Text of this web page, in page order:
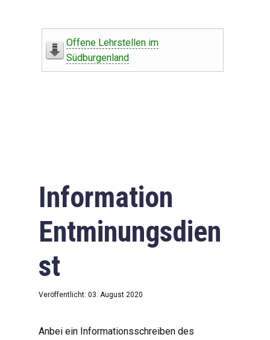
Offene Lehrstellen im
Südburgenland
Information
Entminungsdien
st
Veröffentlicht: 03. August 2020
Anbei ein Informationsschreiben des